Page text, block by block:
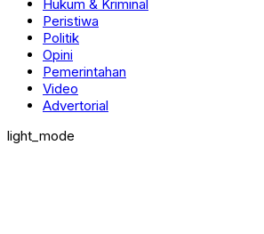
Hukum & Kriminal
Peristiwa
Politik
Opini
Pemerintahan
Video
Advertorial
light_mode